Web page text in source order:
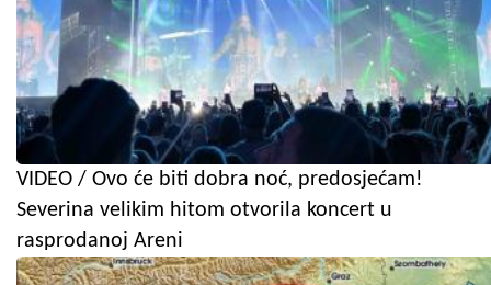
VIDEO / Ovo će biti dobra noć, predosjećam!
Severina velikim hitom otvorila koncert u
rasprodanoj Areni